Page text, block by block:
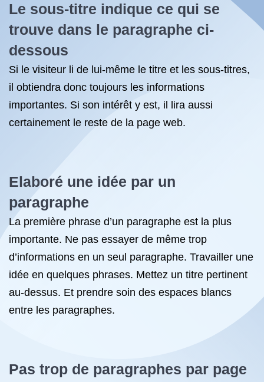
Le sous-titre indique ce qui se
trouve dans le paragraphe ci-
dessous
Si le visiteur li de lui-même le titre et les sous-titres,
il obtiendra donc toujours les informations
importantes. Si son intérêt y est, il lira aussi
certainement le reste de la page web.
Elaboré une idée par un
paragraphe
La première phrase d’un paragraphe est la plus
importante. Ne pas essayer de même trop
d’informations en un seul paragraphe. Travailler une
idée en quelques phrases. Mettez un titre pertinent
au-dessus. Et prendre soin des espaces blancs
entre les paragraphes.
Pas trop de paragraphes par page